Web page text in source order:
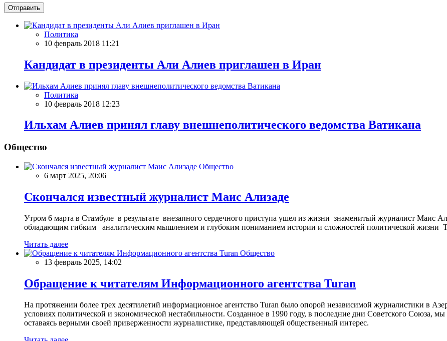
Отправить
Политика
10 февраль 2018 11:21
Кандидат в президенты Али Алиев приглашен в Иран
Политика
10 февраль 2018 12:23
Ильхам Алиев принял главу внешнеполитического ведомства Ватикана
Общество
Общество
6 март 2025, 20:06
Скончался известный журналист Маис Ализаде
Утром 6 марта в Стамбуле в результате внезапного сердечного приступа ушел из жизни знаменитый журналист Маис
обладающим гибким аналитическим мышлением и глубоким пониманием истории и сложностей политической жизни
Читать далее
Общество
13 февраль 2025, 14:02
Обращение к читателям Информационного агентства Turan
На протяжении более трех десятилетий информационное агентство Turan было опорой независимой журналистики в
условиях политической и экономической нестабильности. Созданное в 1990 году, в последние дни Советского Союза,
оставаясь верными своей приверженности журналистике, представляющей общественный интерес.